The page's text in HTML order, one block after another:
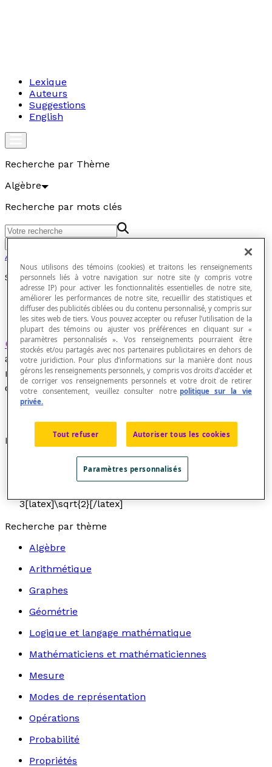
Lexique
Auteurs
Suggestions
English
Recherche par Thème
Algèbre
Recherche par mots clés
Algèbre
Soustraction de nombres réels
Opérationqui, à tout couple (x,y) de nombres,
appeléstermesde la soustraction, associe un
nouveau nombre (x−y) appelé ladifférencedes
deux termes.
Exemples
5,6 – 3,2 = 2,4
3[latex]\sqrt{2}[/latex]
Recherche par thème
Algèbre
Arithmétique
Graphes
Géométrie
Logique et langage mathématique
Mathématiciens et mathématiciennes
Mesure
Modes de représentation
Opérations
Probabilité
Propriétés
Nous utilisons des témoins (cookies) et traitons les renseignements
personnels liés à votre navigation sur notre site (y compris votre
adresse IP) pour activer les fonctionnalités essentielles de notre site,
améliorer les performances de notre site, recueillir des statistiques et
diffuser des publicités ciblées ou du contenu personnalisé, y compris sur
les sites web de tiers. Vous pouvez accepter ou refuser l’utilisation de la
plupart des témoins ou ajuster vos préférences en cliquant sur «
paramètres personnalisés ». Vos renseignements pourraient être
stockés et/ou partagés avec nos partenaires publicitaires en dehors de
votre juridiction. Pour plus d’informations sur la manière dont nous
gérons les renseignements personnels, y compris vos droits d’accéder et
de corriger vos renseignements personnels et votre droit de retirer
votre consentement, veuillez consulter notre politique sur la vie
privée.
Tout refuser Autoriser tous les cookies
Paramètres personnalisés